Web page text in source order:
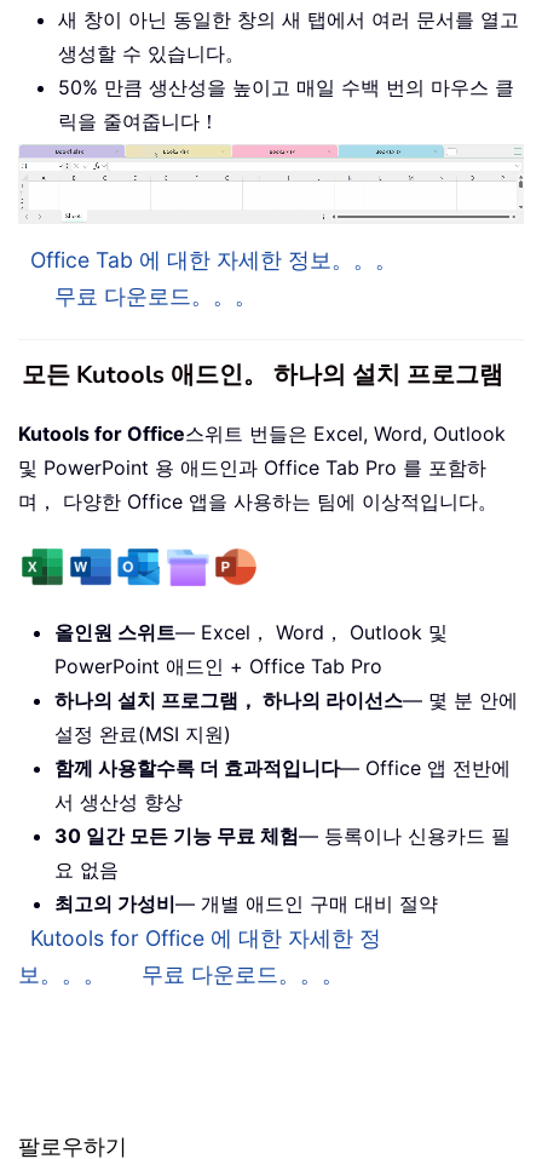
새 창이 아닌 동일한 창의 새 탭에서 여러 문서를 열고
생성할 수 있습니다。
50% 만큼 생산성을 높이고 매일 수백 번의 마우스 클
릭을 줄여줍니다！
Office Tab 에 대한 자세한 정보。。。
무료 다운로드。。。
모든 Kutools 애드인。 하나의 설치 프로그램
Kutools for Office스위트 번들은 Excel, Word, Outlook
및 PowerPoint 용 애드인과 Office Tab Pro 를 포함하
며， 다양한 Office 앱을 사용하는 팀에 이상적입니다。
올인원 스위트— Excel， Word， Outlook 및
PowerPoint 애드인 + Office Tab Pro
하나의 설치 프로그램， 하나의 라이선스— 몇 분 안에
설정 완료(MSI 지원)
함께 사용할수록 더 효과적입니다— Office 앱 전반에
서 생산성 향상
30 일간 모든 기능 무료 체험— 등록이나 신용카드 필
요 없음
최고의 가성비— 개별 애드인 구매 대비 절약
Kutools for Office 에 대한 자세한 정
보。。。
무료 다운로드。。。
팔로우하기